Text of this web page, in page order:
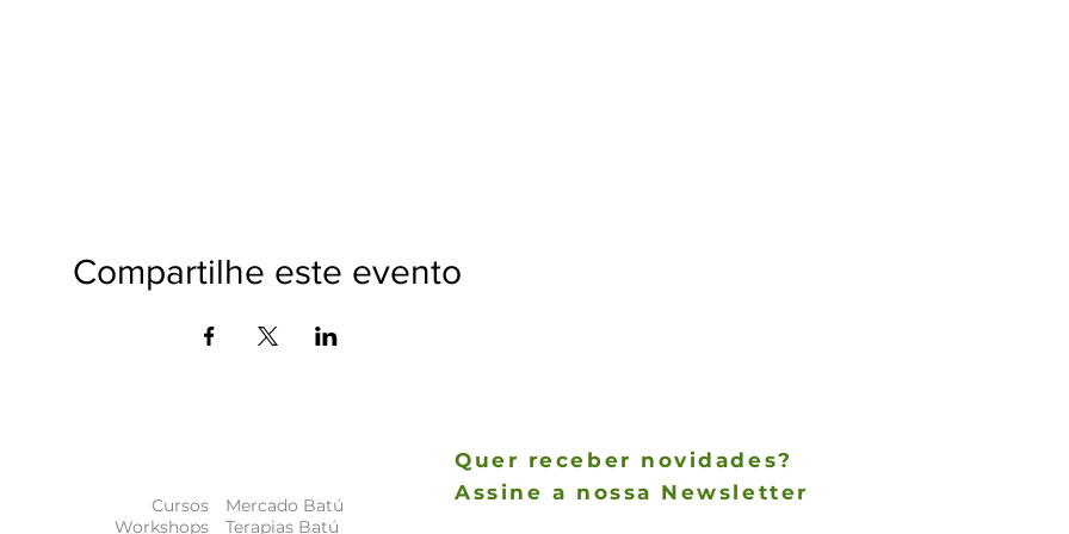
Compartilhe este evento
Cursos
Workshops
Mercado Batú
Terapias Batú
Quer receber novidades?
Assine a nossa Newsletter